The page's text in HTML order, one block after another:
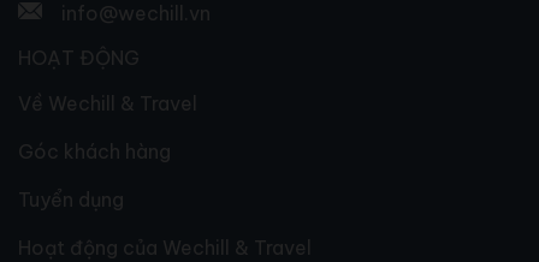
info@wechill.vn
HOẠT ĐỘNG
Về Wechill & Travel
Góc khách hàng
Tuyển dụng
Hoạt động của Wechill & Travel